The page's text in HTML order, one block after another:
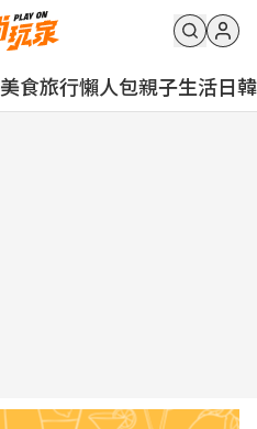
美食旅行懶人包親子生活日韓